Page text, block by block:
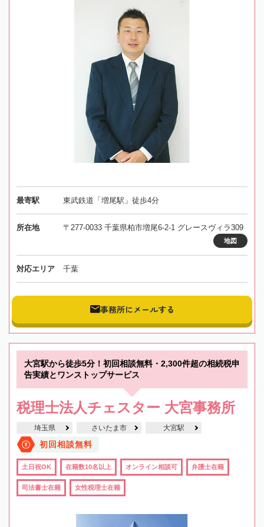
最寄駅 東武鉄道「増尾駅」徒歩4分
所在地 〒277-0033 千葉県柏市増尾6-2-1 グレースヴィラ309
地図
対応エリア 千葉
事務所にメールする
大宮駅から徒歩5分！初回相談無料・2,300件超の相続税申
告実績とワンストップサービス
税理士法人チェスター 大宮事務所
埼玉県 さいたま市 大宮駅
初回相談無料
土日祝OK 在籍数10名以上 オンライン相談可 弁護士在籍
司法書士在籍 女性税理士在籍